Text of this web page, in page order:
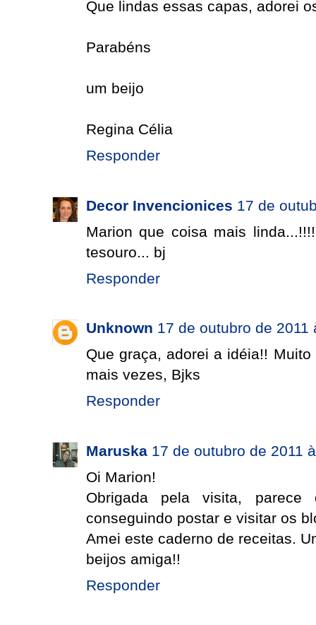
Que lindas essas capas, adorei
Parabéns
um beijo
Regina Célia
Responder
Decor Invencionices 17 de
Marion que coisa mais
tesouro... bj
Responder
Unknown 17 de outubro de 2011
Que graça, adorei a idéia!!
mais vezes, Bjks
Responder
Maruska 17 de outubro de 2011
Oi Marion!
Obrigada pela visita,
conseguindo postar e visitar os
Amei este caderno de receitas.
beijos amiga!!
Responder